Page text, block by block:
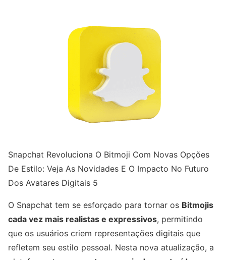
Snapchat Revoluciona O Bitmoji Com Novas Opções
De Estilo: Veja As Novidades E O Impacto No Futuro
Dos Avatares Digitais 5
O Snapchat tem se esforçado para tornar os Bitmojis
cada vez mais realistas e expressivos, permitindo
que os usuários criem representações digitais que
refletem seu estilo pessoal. Nesta nova atualização, a